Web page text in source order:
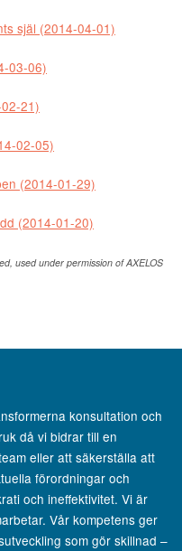
själ (2014-04-01)
03-06)
21)
02-05)
(2014-01-29)
(2014-01-20)
used under permission of AXELOS
konsultation och
då vi bidrar till en
eller att säkerställa att
förordningar och
och ineffektivitet. Vi är
Vår kompetens ger
som gör skillnad –